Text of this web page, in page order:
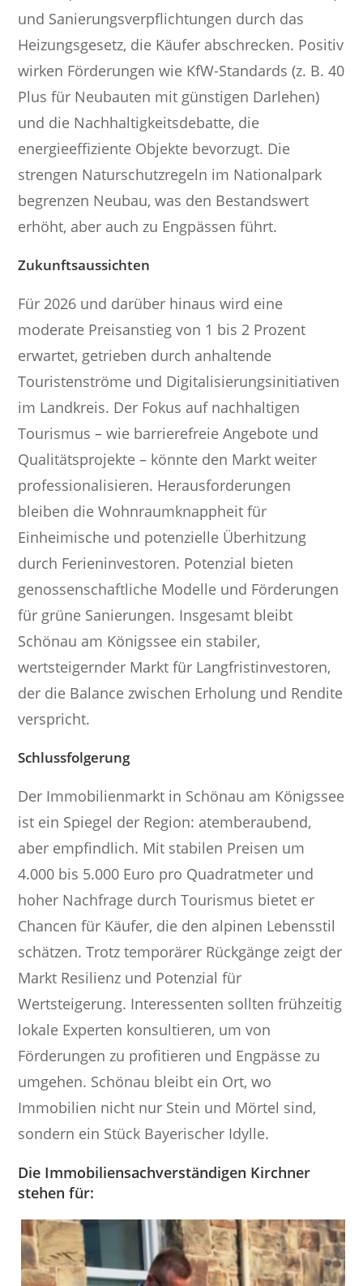
und Sanierungsverpflichtungen durch das
Heizungsgesetz, die Käufer abschrecken. Positiv
wirken Förderungen wie KfW-Standards (z. B. 40
Plus für Neubauten mit günstigen Darlehen)
und die Nachhaltigkeitsdebatte, die
energieeffiziente Objekte bevorzugt. Die
strengen Naturschutzregeln im Nationalpark
begrenzen Neubau, was den Bestandswert
erhöht, aber auch zu Engpässen führt.
Zukunftsaussichten
Für 2026 und darüber hinaus wird eine
moderate Preisanstieg von 1 bis 2 Prozent
erwartet, getrieben durch anhaltende
Touristenströme und Digitalisierungsinitiativen
im Landkreis. Der Fokus auf nachhaltigen
Tourismus – wie barrierefreie Angebote und
Qualitätsprojekte – könnte den Markt weiter
professionalisieren. Herausforderungen
bleiben die Wohnraumknappheit für
Einheimische und potenzielle Überhitzung
durch Ferieninvestoren. Potenzial bieten
genossenschaftliche Modelle und Förderungen
für grüne Sanierungen. Insgesamt bleibt
Schönau am Königssee ein stabiler,
wertsteigernder Markt für Langfristinvestoren,
der die Balance zwischen Erholung und Rendite
verspricht.
Schlussfolgerung
Der Immobilienmarkt in Schönau am Königssee
ist ein Spiegel der Region: atemberaubend,
aber empfindlich. Mit stabilen Preisen um
4.000 bis 5.000 Euro pro Quadratmeter und
hoher Nachfrage durch Tourismus bietet er
Chancen für Käufer, die den alpinen Lebensstil
schätzen. Trotz temporärer Rückgänge zeigt der
Markt Resilienz und Potenzial für
Wertsteigerung. Interessenten sollten frühzeitig
lokale Experten konsultieren, um von
Förderungen zu profitieren und Engpässe zu
umgehen. Schönau bleibt ein Ort, wo
Immobilien nicht nur Stein und Mörtel sind,
sondern ein Stück Bayerischer Idylle.
Die Immobiliensachverständigen Kirchner
stehen für: